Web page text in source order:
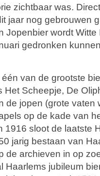
zichtbaar was.
jaar nog gebrouwen
Jopenbier wordt Witte
gedronken
van de grootste
Het Scheepje, De
de jopen (grote vaten
op de kade van
1916 sloot de laatste
jarig bestaan van
de archieven in op
Haarlems jubileum